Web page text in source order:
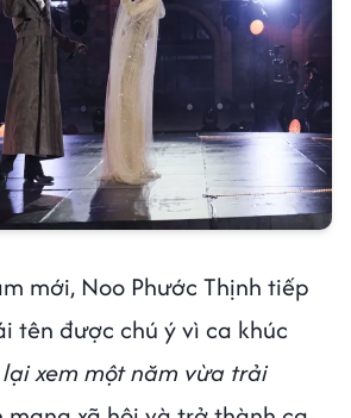
mới, Noo Phước Thịnh tiếp
tên được chú ý vì ca khúc
xem một năm vừa trải